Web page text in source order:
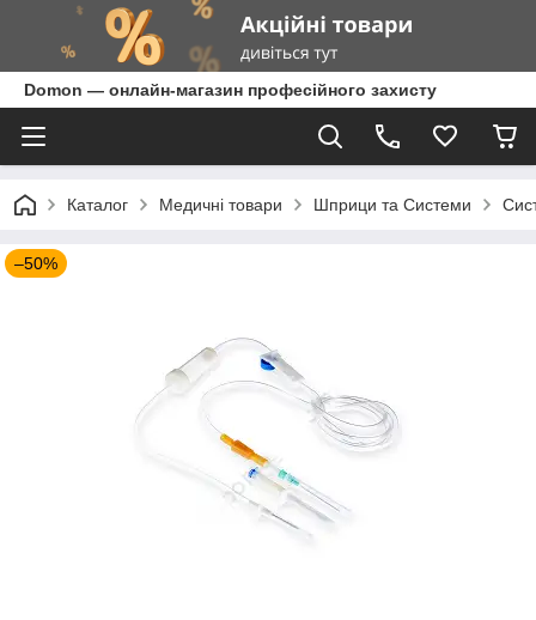
Domon — онлайн-магазин професійного захисту
Каталог Медичні товари Шприци та Системи
–50%